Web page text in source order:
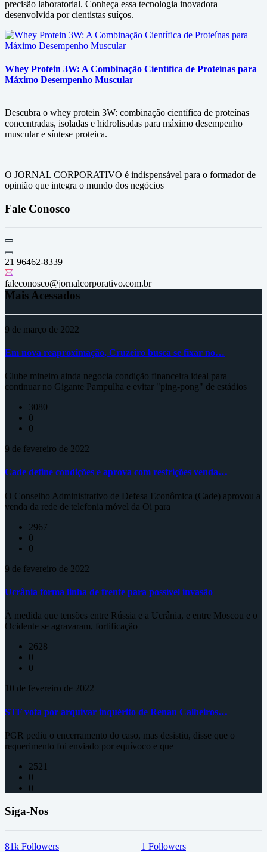
precisão laboratorial. Conheça essa tecnologia inovadora
desenvolvida por cientistas suíços.
Whey Protein 3W: A Combinação Científica de Proteínas para
Máximo Desempenho Muscular
Descubra o whey protein 3W: combinação científica de proteínas
concentradas, isoladas e hidrolisadas para máximo desempenho
muscular e síntese proteica.
O JORNAL CORPORATIVO é indispensável para o formador de
opinião que integra o mundo dos negócios
Fale Conosco
21 96462-8339
faleconosco@jornalcorporativo.com.br
Mais Acessados
9 de março de 2022
Em nova reaproximação, Cruzeiro busca se fixar no…
Clube mineiro ainda negocia condição financeira ideal para
continuar no Gigante Pampulha e evitar "ping-pong" de estádios
3080
0
0
9 de fevereiro de 2022
Cade define condições e aprova com restrições venda…
O Conselho Administrativo de Defesa Econômica (Cade) aprovou a
venda da rede de telefonia móvel da Oi para
2967
0
0
9 de fevereiro de 2022
Ucrânia forma linha de frente para possível invasão
À medida que tensões entre Rússia e a Ucrânia, e entre Moscou e o
Ocidente se agravaram, fortificação
2628
0
0
10 de fevereiro de 2022
STF vota por arquivar inquérito de Renan Calheiros…
PGR pediu o encerramento do caso, mas desistiu, disse que o
requerimento foi enviado por equívoco e que
2521
0
0
Siga-Nos
81k Followers 1 Followers